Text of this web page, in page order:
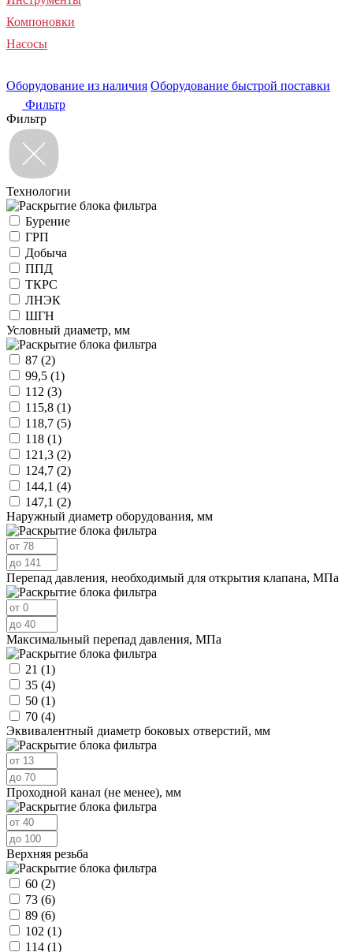
Компоновки
Насосы
Оборудование из наличия Оборудование быстрой поставки
Фильтр
Фильтр
Технологии
Бурение
ГРП
Добыча
ППД
ТКРС
ЛНЭК
ШГН
Условный диаметр, мм
87 (2)
99,5 (1)
112 (3)
115,8 (1)
118,7 (5)
118 (1)
121,3 (2)
124,7 (2)
144,1 (4)
147,1 (2)
Наружный диаметр оборудования, мм
Перепад давления, необходимый для открытия клапана, МПа
Максимальный перепад давления, МПа
21 (1)
35 (4)
50 (1)
70 (4)
Эквивалентный диаметр боковых отверстий, мм
Проходной канал (не менее), мм
Верхняя резьба
60 (2)
73 (6)
89 (6)
102 (1)
114 (1)